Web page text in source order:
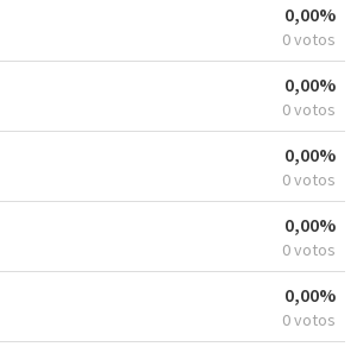
0,00%
0 votos
0,00%
0 votos
0,00%
0 votos
0,00%
0 votos
0,00%
0 votos